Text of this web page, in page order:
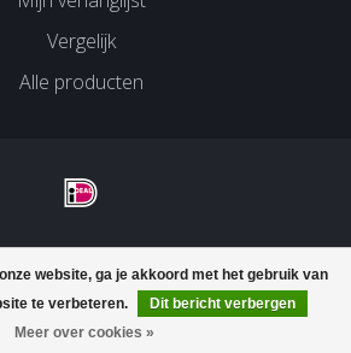
website, ga je akkoord met het gebruik van
te verbeteren.
Dit bericht verbergen
Meer over cookies »
Vergelijk
Alle producten
Huissen - Powered byLightspeed-
Dyvelopment
FILTERS